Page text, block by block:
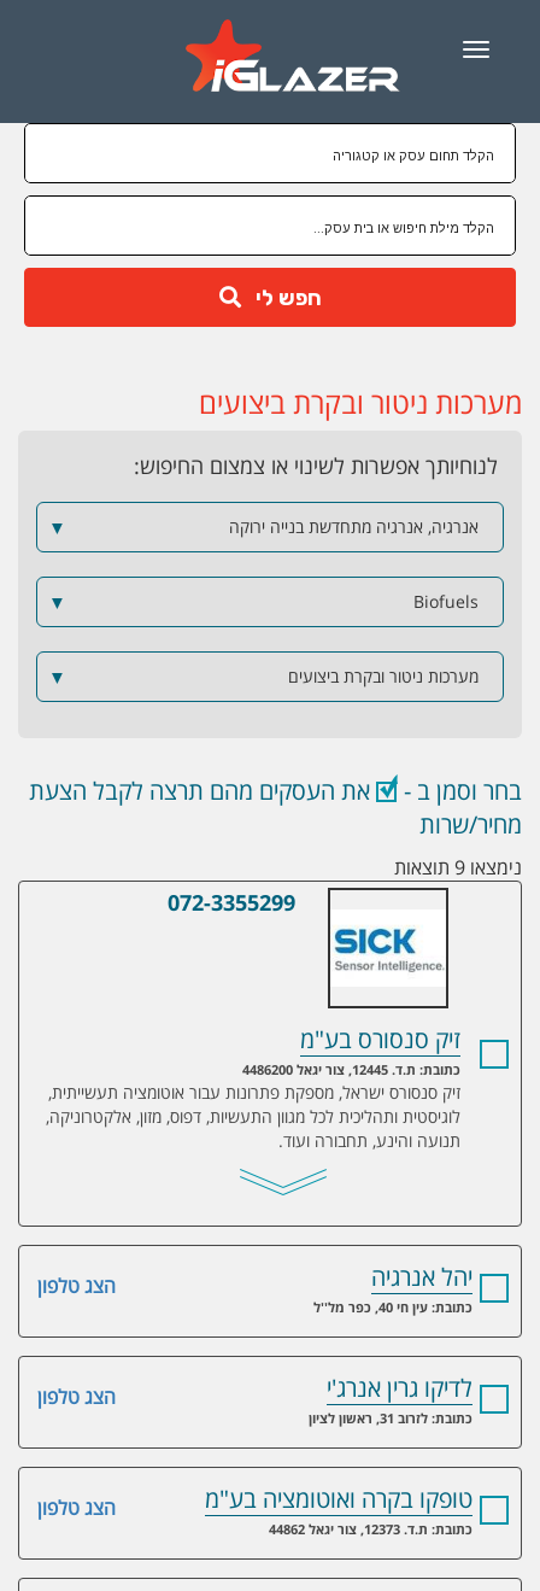
Menu
חפש לי
מערכות ניטור ובקרת ביצועים
לנוחיותך אפשרות לשינוי או צמצום החיפוש:
אנרגיה, אנרגיה מתחדשת בנייה ירוקה ▼
Biofuels
▼
מערכות ניטור ובקרת ביצועים ▼
בחר וסמן ב -
את העסקים מהם תרצה לקבל הצעת
מחיר/שרות
נימצאו 9 תוצאות
זיק סנסורס בע"מ
072-3355299
זיק סנסורס בע"מ
כתובת: ת.ד. 12445, צור יגאל 4486200
זיק סנסורס ישראל, מספקת פתרונות עבור אוטומציה תעשייתית,
לוגיסטית ותהליכית לכל מגוון התעשיות, דפוס, מזון, אלקטרוניקה,
תנועה והינע, תחבורה ועוד.
הצג טלפון יהל אנרגיה
כתובת: עין חי 40, כפר מל''ל
הצג טלפון לדיקו גרין אנרג'י
כתובת: לזרוב 31, ראשון לציון
הצג טלפון טופקו בקרה ואוטומציה בע"מ
כתובת: ת.ד. 12373, צור יגאל 44862